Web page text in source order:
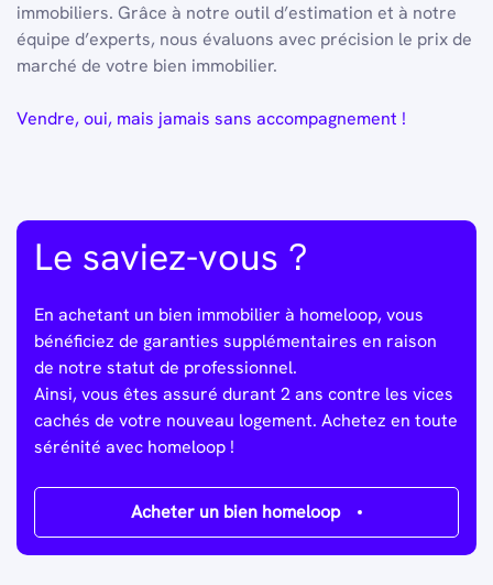
immobiliers. Grâce à notre outil d’estimation et à notre
équipe d’experts, nous évaluons avec précision le prix de
marché de votre bien immobilier.
Vendre, oui, mais jamais sans accompagnement !
Le saviez-vous ?
En achetant un bien immobilier à homeloop, vous
bénéficiez de garanties supplémentaires en raison
de notre statut de professionnel.
Ainsi, vous êtes assuré durant 2 ans contre les vices
cachés de votre nouveau logement. Achetez en toute
sérénité avec homeloop !
Acheter un bien homeloop